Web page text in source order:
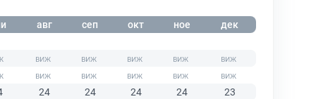
авг сеп окт ное дек
24 24 24 24
23